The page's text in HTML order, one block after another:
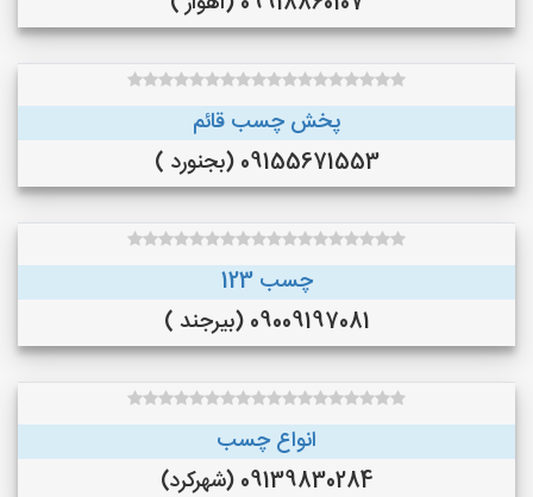
پخش چسب قائم
09155671553 (بجنورد )
چسب 123
09009197081 (بیرجند )
انواع چسب
09139830284 (شهرکرد)